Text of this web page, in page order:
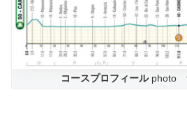
コースプロフィールphoto